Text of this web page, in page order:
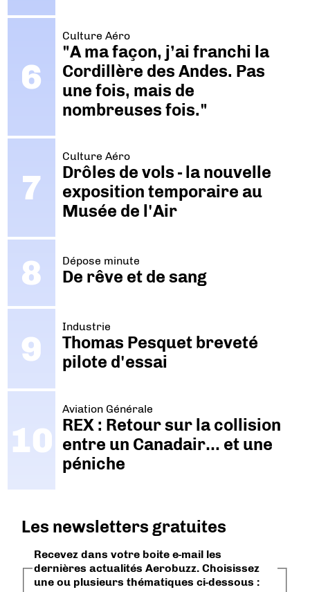
Culture Aéro
"A ma façon, j’ai franchi la
Cordillère des Andes. Pas
une fois, mais de
nombreuses fois."
Culture Aéro
Drôles de vols - la nouvelle
exposition temporaire au
Musée de l'Air
Dépose minute
De rêve et de sang
Industrie
Thomas Pesquet breveté
pilote d'essai
Aviation Générale
REX : Retour sur la collision
entre un Canadair… et une
péniche
Les newsletters gratuites
Recevez dans votre boite e-mail les
dernières actualités Aerobuzz. Choisissez
une ou plusieurs thématiques ci-dessous :